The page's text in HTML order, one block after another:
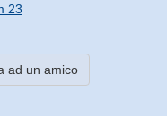
23
ad un amico